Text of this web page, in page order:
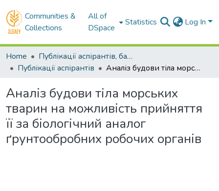
Communities &
Collections
All of
DSpace
Statistics Log In
Home
Публікації аспірантів, бакалаврів, магістрів
Публікації аспірантів
Аналіз будови тіла морських тварин на можливість прийняття її за біологічний аналог ґрунтообробних робочих органів
Аналіз будови тіла морських
тварин на можливість прийняття
її за біологічний аналог
ґрунтообробних робочих органів